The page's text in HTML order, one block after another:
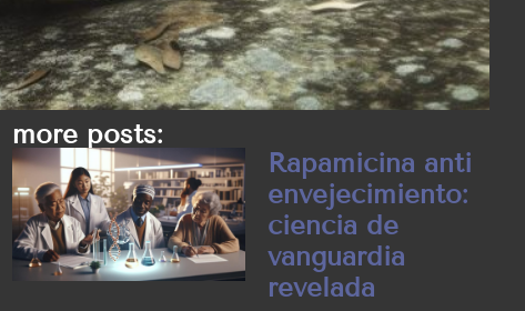
more posts:
Rapamicina anti
envejecimiento:
ciencia de
vanguardia
revelada